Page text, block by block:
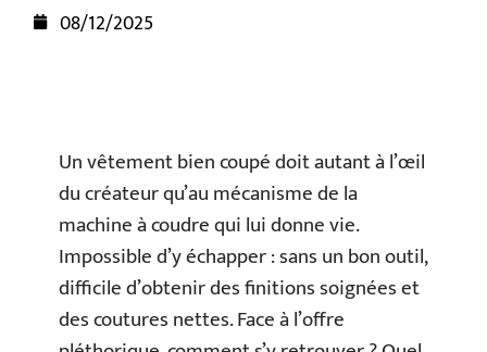
08/12/2025
Un vêtement bien coupé doit autant à l’œil
du créateur qu’au mécanisme de la
machine à coudre qui lui donne vie.
Impossible d’y échapper : sans un bon outil,
difficile d’obtenir des finitions soignées et
des coutures nettes. Face à l’offre